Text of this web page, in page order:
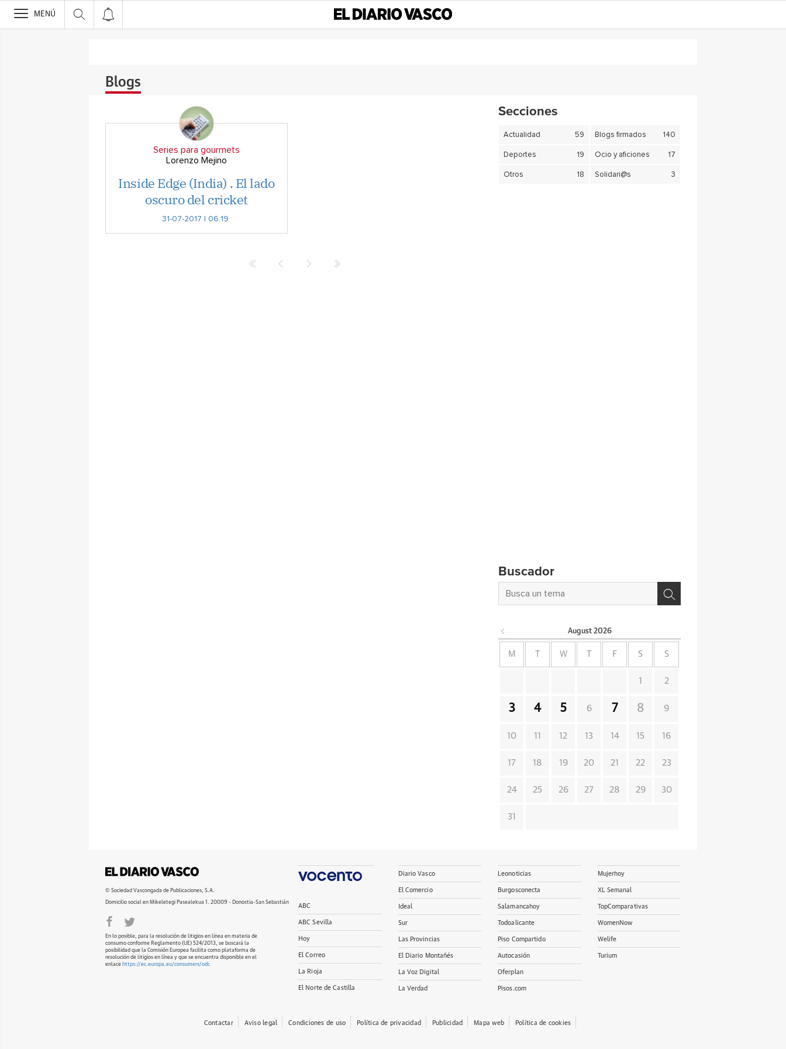
>
MENÚ
Blogs
Series para gourmets
Lorenzo Mejino
Inside Edge (India) . El lado
oscuro del cricket
31-07-2017 | 06:19
Secciones
Actualidad 59 Blogs firmados 140
Deportes 19 Ocio y aficiones 17
Otros 18 Solidari@s 3
Buscador
August 2026
M W F S S
1 2
3 4 5 6 7 8 9
10 11 12 13 14 15 16
17 18 19 20 21 22 23
24 25 26 27 28 29 30
31
© Sociedad Vascongada de Publicaciones, S.A.
Domicilio social en Mikeletegi Pasealekua 1. 20009 - Donostia-San Sebastián
En lo posible, para la resolución de litigios en línea en materia de
consumo conforme Reglamento (UE) 524/2013, se buscará la
posibilidad que la Comisión Europea facilita como plataforma de
resolución de litigios en línea y que se encuentra disponible en el
enlace https://ec.europa.eu/consumers/odr.
ABC
ABC Sevilla
Hoy
El Correo
La Rioja
El Norte de Castilla
Diario Vasco
El Comercio
Ideal
Sur
Las Provincias
El Diario Montañés
La Voz Digital
La Verdad
Leonoticias
Burgosconecta
Salamancahoy
Todoalicante
Piso Compartido
Autocasión
Oferplan
Pisos.com
Mujerhoy
XL Semanal
TopComparativas
WomenNow
Welife
Turium
Contactar Aviso legal Condiciones de uso Política de privacidad Publicidad Mapa web Política de cookies